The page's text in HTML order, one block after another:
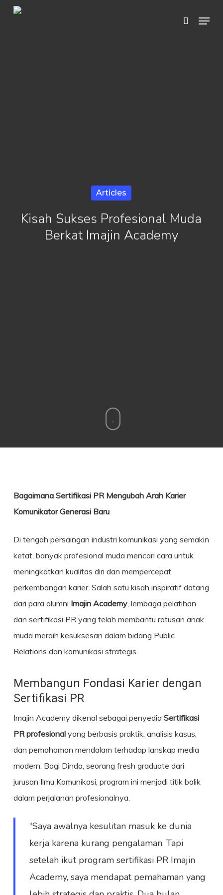
Skip
search
Menu
Articles
Kisah Sukses Profesional Muda
Berkat Imajin Academy
Bagaimana Sertifikasi PR Mengubah Arah Karier
Komunikator Generasi Baru
Di tengah persaingan industri komunikasi yang semakin
ketat, banyak profesional muda mencari cara untuk
meningkatkan kualitas diri dan mempercepat
perkembangan karier. Salah satu kisah inspiratif datang
dari para alumni Imajin Academy, lembaga pelatihan
dan sertifikasi PRyang telah membantu ratusan anak
muda meraih kesuksesan dalam bidang Public
Relations dan komunikasi strategis.
Membangun Fondasi Karier dengan
Sertifikasi PR
Imajin Academy dikenal sebagai penyedia Sertifikasi
PR profesionalyang berbasis praktik, analisis kasus,
dan pemahaman mendalam terhadap lanskap media
modern. Bagi Dinda, seorang fresh graduate dari
jurusan Ilmu Komunikasi, program ini menjadi titik balik
dalam perjalanan profesionalnya.
“Saya awalnya kesulitan masuk ke dunia
kerja karena kurang pengalaman. Tapi
setelah ikut program sertifikasi PR Imajin
Academy, saya mendapat pemahaman yang